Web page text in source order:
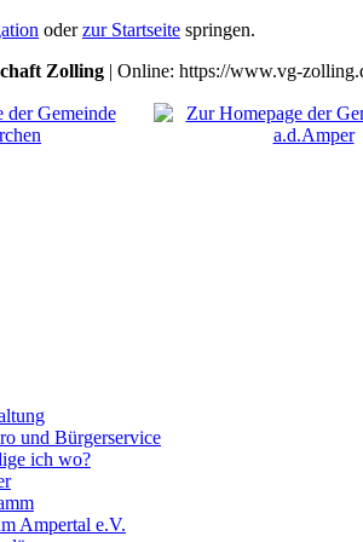
oderzur Startseite springen.
Zolling | Online: https://www.vg-
und Bürgerservice
ich wo?
Ampertal e.V.